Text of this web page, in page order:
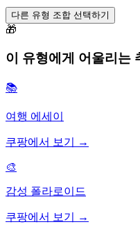
다른 유형 조합 선택하기
🎁
이 유형에게 어울리는
📚
여행 에세이
쿠팡에서 보기 →
🎨
감성 폴라로이드
쿠팡에서 보기 →